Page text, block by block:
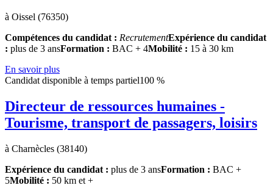
à Oissel (76350)
Compétences du candidat : RecrutementExpérience du candidat
: plus de 3 ansFormation : BAC + 4Mobilité : 15 à 30 km
En savoir plus
Candidat disponible à temps partiel100 %
Directeur de ressources humaines -
Tourisme, transport de passagers, loisirs
à Charnècles (38140)
Expérience du candidat : plus de 3 ansFormation : BAC +
5Mobilité : 50 km et +